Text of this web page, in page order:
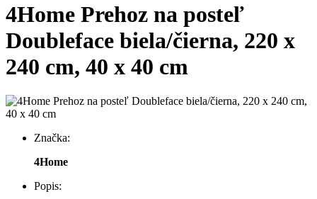
4Home Prehoz na posteľ
Doubleface biela/čierna, 220 x
240 cm, 40 x 40 cm
Značka:
4Home
Popis: